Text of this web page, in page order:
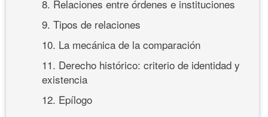
8. Relaciones entre órdenes e instituciones
9. Tipos de relaciones
10. La mecánica de la comparación
11. Derecho histórico: criterio de identidad y
existencia
12. Epílogo